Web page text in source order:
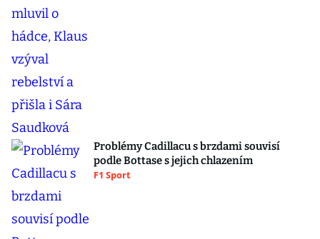
Problémy Cadillacu s brzdami souvisí
podle Bottase s jejich chlazením
F1 Sport